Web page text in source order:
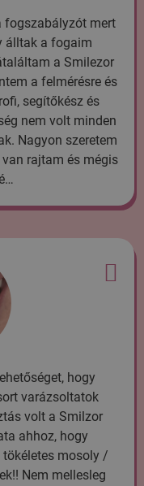
fogszabályzót mert
álltak a fogaim
a Smilezor
a felmérésre és
segítőkész és
nem volt minden
Nagyon szeretem
rajtam és mégis
hogy
varázsoltatok
volt a Smilzor
ahhoz, hogy
mosoly /
Nem mellesleg